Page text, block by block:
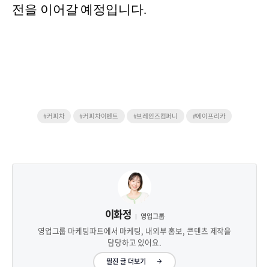
전을 이어갈 예정입니다.
#커피차 #커피차이벤트 #브레인즈컴퍼니 #에이프리카
이화정 영업그룹
영업그룹 마케팅파트에서 마케팅, 내외부 홍보, 콘텐츠 제작을
담당하고 있어요.
필진 글 더보기